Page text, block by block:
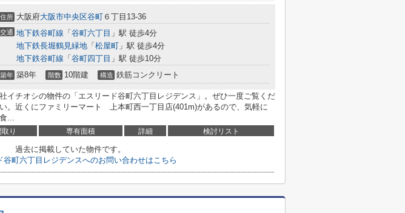
住所 大阪府大阪市中央区谷町 ６丁目13-36
交通 地下鉄谷町線 「 谷町六丁目 」駅 徒歩4分
地下鉄長堀鶴見緑地 「 松屋町 」駅 徒歩4分
地下鉄谷町線 「 谷町四丁目 」駅 徒歩10分
築年 築8年 階数 10階建 構造 鉄筋コンクリート
イチオシの物件の「エスリード谷町六丁目レジデンス」。ぜひ一度ご覧くだ
。近くにファミリーマート 上本町西一丁目店(401m)があるので、気軽に
...
取り 専有面積 詳細 検討リスト
過去に掲載していた物件です。
谷町六丁目レジデンスへのお問い合わせはこちら